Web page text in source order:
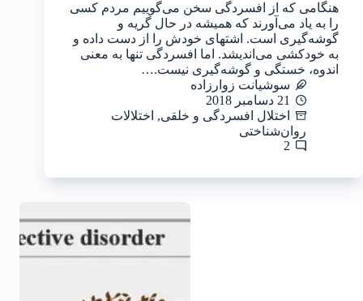
هنگامی که از افسردگی سخن می‌گوییم مردم کسی
را به یاد می‌آورند که همیشه در حال گریه و
گوشه‌گیری است. اشتهای خودش را از دست داده و
به خودکشی می‌اندیشد. اما افسردگی تنها به معنی
اندوه، خستگی و گوشه‌گیری نیست.…
سوشیانت زوارزاده
21 دسامبر 2018
اختلال افسردگی و خلقی, اختلالات
روان‌شناختی
2